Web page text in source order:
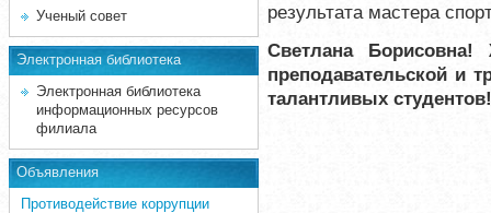
Ученый совет
Электронная библиотека
Электронная библиотека
информационных ресурсов
филиала
Объявления
Противодействие коррупции
результата мастера
Светлана
преподавательской и
талантливых студентов!